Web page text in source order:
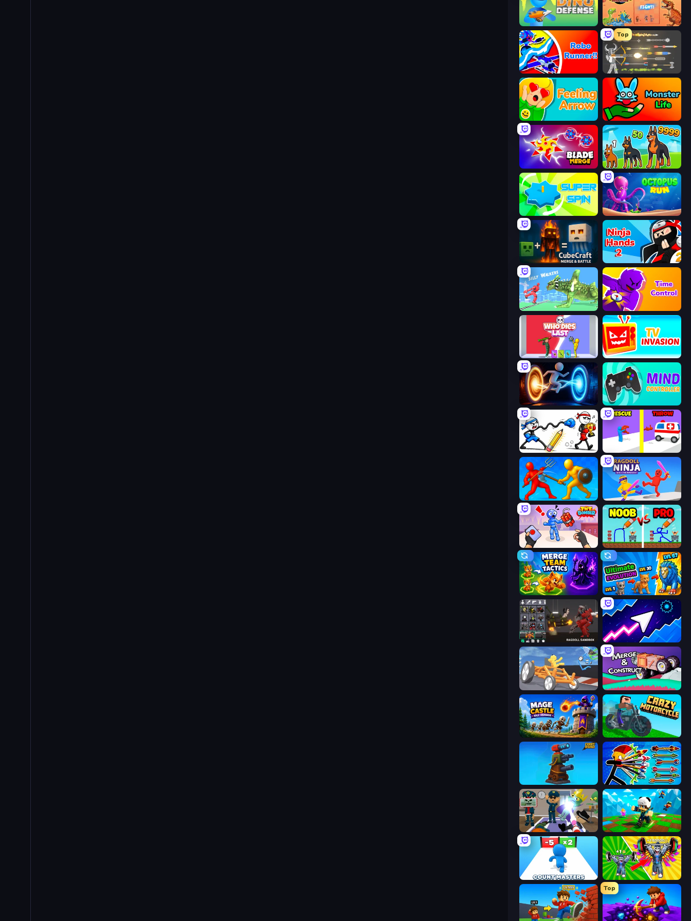
Dino Defense Dinosaurs Merge Master
Robo Runner
Top
Ragdoll Archers
Feeling Arrow Monster Life
Blade Merge Dogs vs Aliens
Super Spin OctopusRun
CubeCraft: Merge & Battle Ninja Hands 2
Silly Walkers Time Control!
Who Dies Last? TV Invasion
Portal Escape Mind Controller
Doodle Smash Rescue Throw
Epic Sword Battle! Fight in Arena Ragdoll Ninja: Imposter Hero
TNT Bomber DOP Noob: Draw to Save
Merge Team Tactics Ultimate Evolution
Last Play: Ragdoll Sandbox Space Waves
Draw Crash Race Merge & Construct
Mage Castle Idle Defense Crazy Motorcycle
Furry Road Archer Ragdoll Masters
Find The Alien Robby: Many Games
Obby: Gym Simulator, Escape
Top